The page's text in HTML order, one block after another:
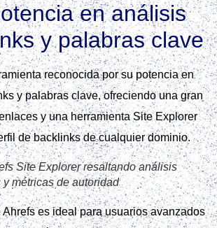
en análisis
y palabras clave
reconocida por su potencia en
y palabras clave, ofreciendo una gran
y una herramienta Site Explorer
de backlinks de cualquier dominio.
Site Explorer resaltando análisis
métricas de autoridad
es ideal para usuarios avanzados